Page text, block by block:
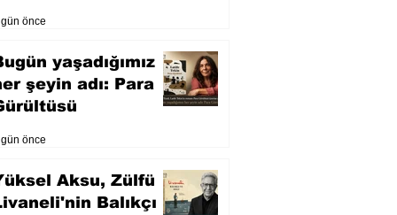
önce
yaşadığımız
şeyin adı: Para
önce
Aksu, Zülfü
Balıkçı